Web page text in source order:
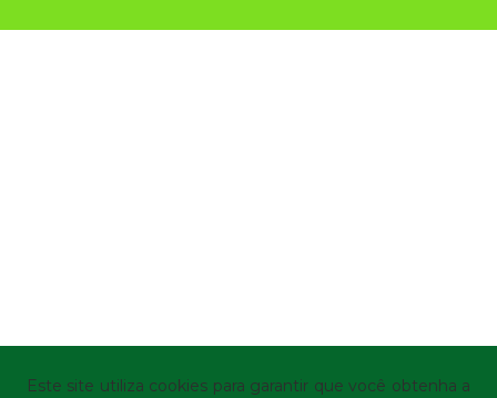
Este site utiliza cookies para garantir que você obtenha a